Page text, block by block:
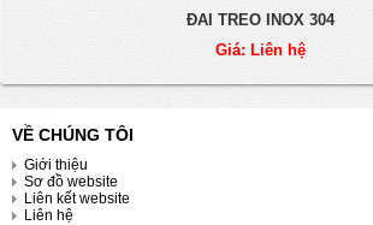
ĐAI TREO INOX 304
Giá: Liên hệ
VỀ CHÚNG TÔI
Giới thiệu
Sơ đồ website
Liên kết website
Liên hệ